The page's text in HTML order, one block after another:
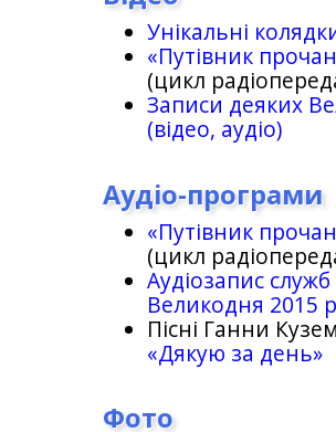
Унікальні
«Путівник
(цикл
Записи деяких
(відео, аудіо)
Аудіо-програми
«Путівник
(цикл
Аудіозапис
Великодня 2015
Пісні Ганни
«Дякую за день»
Фото